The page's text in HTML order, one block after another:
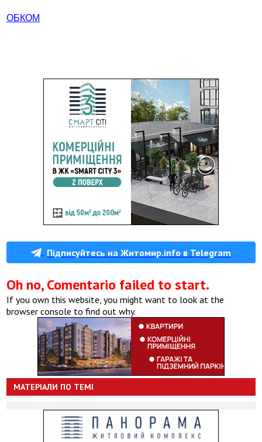
ОБКОМ
Підписуйтесь на Житомир.info в Telegram
Oh no, Comentario failed to start.
If you own this website, you might want to look at the
browser console to find out why.
МАТЕРІАЛИ ПО ТЕМІ